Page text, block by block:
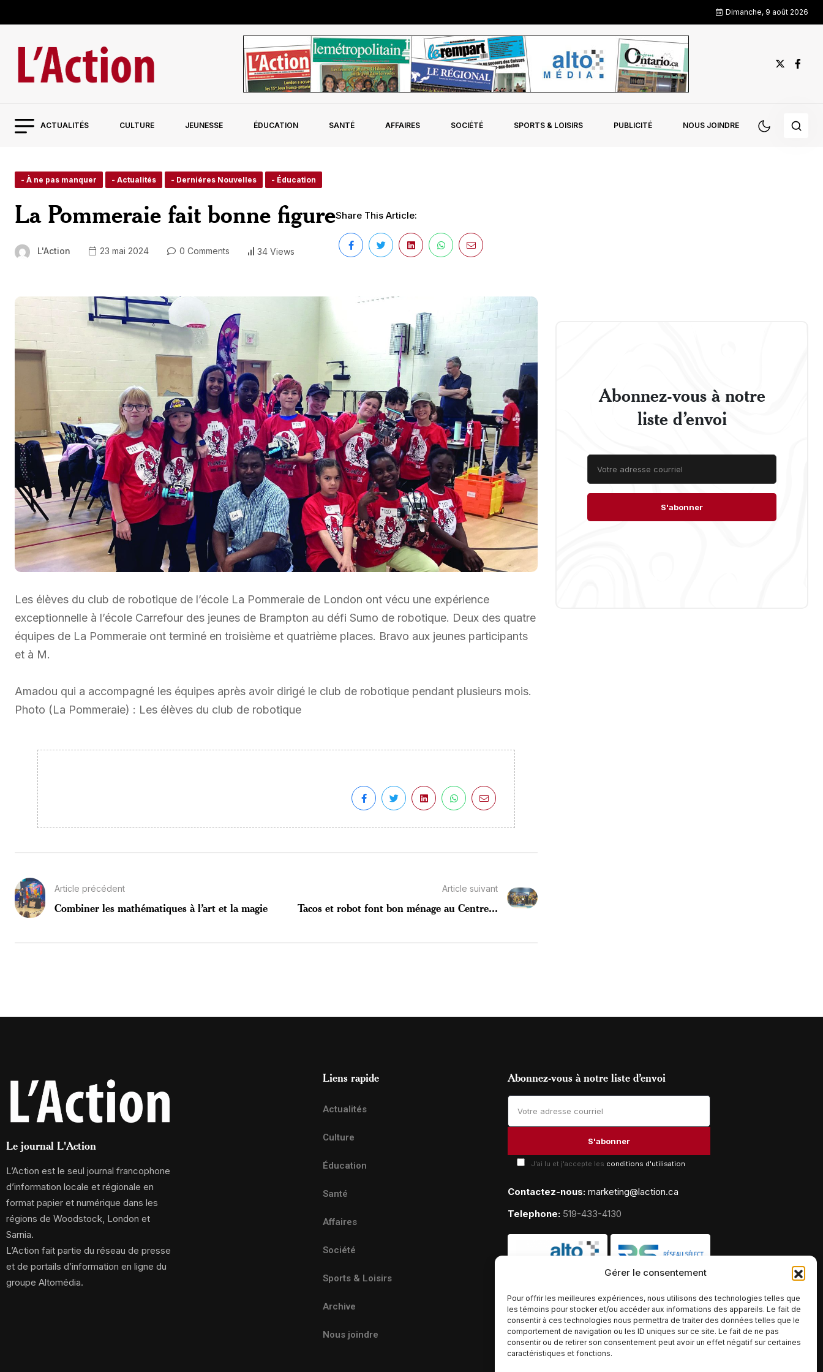
Gérer le consentement
Pour offrir les meilleures expériences, nous utilisons des technologies telles que
les témoins pour stocker et/ou accéder aux informations des appareils. Le fait de
consentir à ces technologies nous permettra de traiter des données telles que le
comportement de navigation ou les ID uniques sur ce site. Le fait de ne pas
consentir ou de retirer son consentement peut avoir un effet négatif sur certaines
caractéristiques et fonctions.
Dimanche, 9 août 2026
ACTUALITÉS CULTURE JEUNESSE ÉDUCATION SANTÉ AFFAIRES SOCIÉTÉ SPORTS & LOISIRS PUBLICITÉ NOUS JOINDRE
- À ne pas manquer - Actualités - Derniéres Nouvelles - Éducation
La Pommeraie fait bonne figure
L'Action 23 mai 2024 0 Comments 34 Views
Share This Article:
Les élèves du club de robotique de l’école La Pommeraie de London ont vécu une expérience
exceptionnelle à l’école Carrefour des jeunes de Brampton au défi Sumo de robotique. Deux des quatre
équipes de La Pommeraie ont terminé en troisième et quatrième places. Bravo aux jeunes participants
et à M.
Amadou qui a accompagné les équipes après avoir dirigé le club de robotique pendant plusieurs mois.
Photo (La Pommeraie) : Les élèves du club de robotique
Article précédent
Combiner les mathématiques à l’art et la magie
Article suivant
Tacos et robot font bon ménage au Centre...
Abonnez-vous à notre
liste d’envoi
Le journal L'Action
L’Action est le seul journal francophone
d’information locale et régionale en
format papier et numérique dans les
régions de Woodstock, London et
Sarnia.
L’Action fait partie du réseau de presse
et de portails d’information en ligne du
groupe Altomédia.
Liens rapide
Actualités
Culture
Éducation
Santé
Affaires
Société
Sports & Loisirs
Archive
Nous joindre
Abonnez-vous à notre liste d’envoi
J'ai lu et j'accepte les conditions d'utilisation
Contactez-nous: marketing@laction.ca
Telephone: 519-433-4130